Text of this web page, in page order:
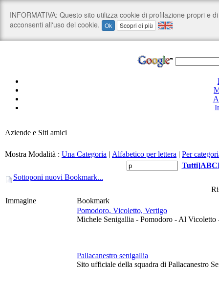
Aziende e Siti amici
Mostra Modalità : Una Categoria | Alfabetico per lettera | Per
Tutti]ABC
Sottoponi nuovi Bookmark...
Immagine
Bookmark
Pomodoro, Vicoletto, Vertigo
Michele Senigallia - Pomodoro - Al Vicoletto
Pallacanestro senigallia
Sito ufficiale della squadra di Pallacanestro